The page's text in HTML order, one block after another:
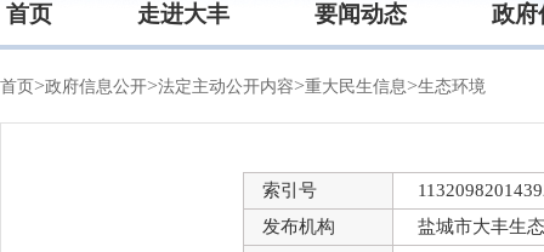
首页 走进大丰 要闻动态 政府
首页 >政府信息公开>法定主动公开内容>重大民生信息>生态环境
索引号
发布机构
盐城市大丰生